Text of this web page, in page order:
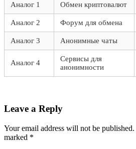
Аналог 1 Обмен криптовалют
Аналог 2 Форум для обмена
Аналог 3 Анонимные чаты
Аналог 4
Сервисы для
анонимности
Leave a Reply
Your email address will not be published.
marked *